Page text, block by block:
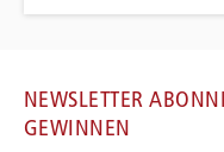
NEWSLETTER
GEWINNEN